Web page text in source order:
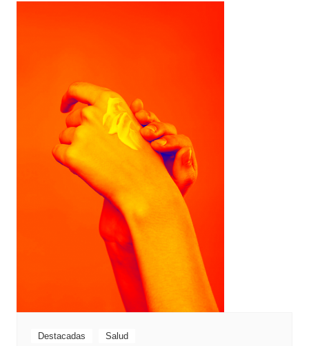
Destacadas Salud